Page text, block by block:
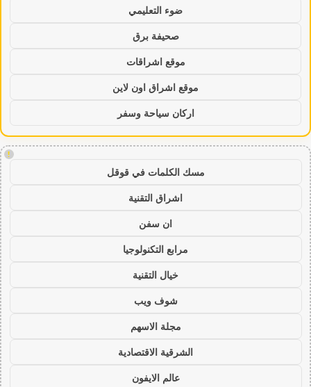
ضوء التعليمي
صحيفة برق
موقع اشراقات
موقع اشراق اون لاين
اركان سياحة وسفر
!
مسك الكلمات في قوقل
اشراق التقنية
ان سفن
مرابع التكنولوجيا
خيال التقنية
شوف ويب
مجلة الاسهم
الشرقية الاقتصادية
عالم الايفون